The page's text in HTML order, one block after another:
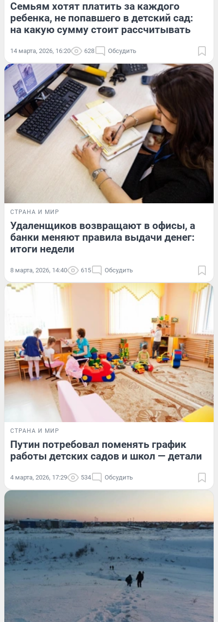
Семьям хотят платить за каждого
ребенка, не попавшего в детский сад:
на какую сумму стоит рассчитывать
14 марта, 2026, 16:20 628 Обсудить
СТРАНА И МИР
Удаленщиков возвращают в офисы, а
банки меняют правила выдачи денег:
итоги недели
8 марта, 2026, 14:40 615 Обсудить
СТРАНА И МИР
Путин потребовал поменять график
работы детских садов и школ — детали
4 марта, 2026, 17:29 534 Обсудить